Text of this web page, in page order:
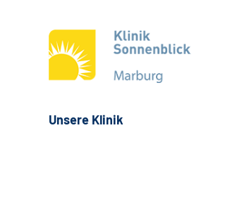
Unsere Klinik